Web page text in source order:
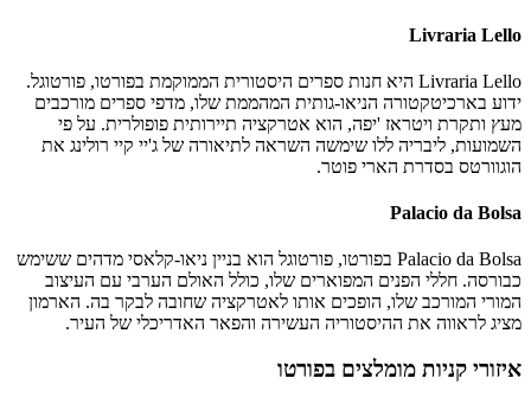
Livraria Lello
Livraria Lello היא חנות ספרים היסטורית הממוקמת בפורטו, פורטוגל.
ידוע בארכיטקטורה הניאו-גותית המהממת שלו, מדפי ספרים מורכבים
מעץ ותקרת ויטראז 'יפה, הוא אטרקציה תיירותית פופולרית. על פי
השמועות, ליבריה ללו שימשה השראה לתיאורה של ג'יי קיי רולינג את
הוגוורטס בסדרת הארי פוטר.
Palacio da Bolsa
Palacio da Bolsa בפורטו, פורטוגל הוא בניין ניאו-קלאסי מדהים ששימש
כבורסה. חללי הפנים המפוארים שלו, כולל האולם הערבי עם העיצוב
המורי המורכב שלו, הופכים אותו לאטרקציה שחובה לבקר בה. הארמון
מציג לראווה את ההיסטוריה העשירה והפאר האדריכלי של העיר.
איזורי קניות מומלצים בפורטו